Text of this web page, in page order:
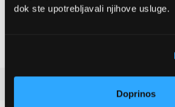
dok ste upotrebljavali njihove usluge.
Doprinos
AdvancedAquatak 160